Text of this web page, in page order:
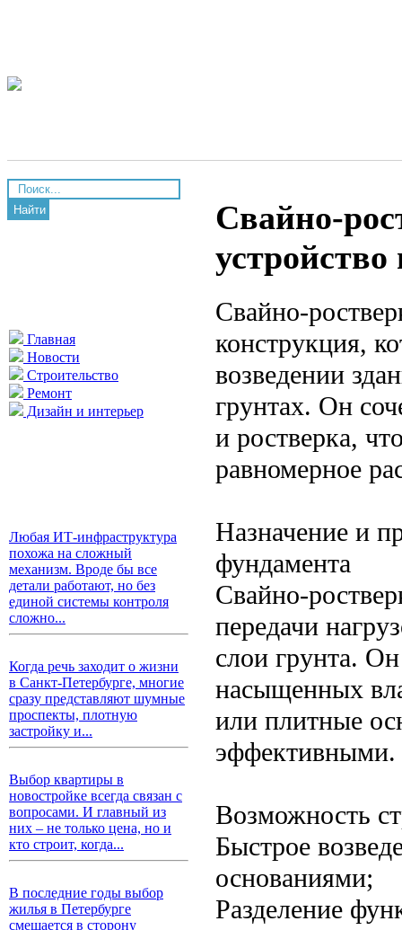
Найти
Главная
Новости
Строительство
Ремонт
Дизайн и интерьер
Любая ИТ-инфраструктура
похожа на сложный
механизм. Вроде бы все
детали работают, но без
единой системы контроля
сложно...
Когда речь заходит о жизни
в Санкт-Петербурге, многие
сразу представляют шумные
проспекты, плотную
застройку и...
Выбор квартиры в
новостройке всегда связан с
вопросами. И главный из
них – не только цена, но и
кто строит, когда...
В последние годы выбор
жилья в Петербурге
смещается в сторону
Свайно-
Свайно-
конструкция,
возведении
грунтах. Он
и ростверка,
равномерное
Назначение и
фундамента
Свайно-
передачи
слои грунта.
насыщенных
или плитные
Возможность
Быстрое
основаниями;
Разделение